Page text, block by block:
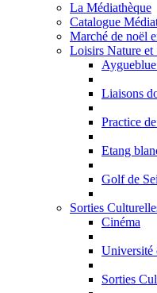
La Médiathèque
Catalogue
Marché de noël
Loisirs Nature et
Liaisons
Practice
Etang
Golf de
Sorties
Cinéma
Université
Sorties